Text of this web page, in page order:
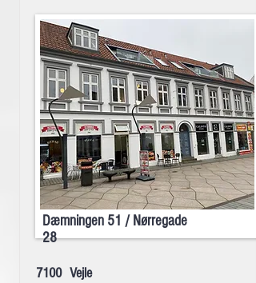
Dæmningen 51 / Nørregade
28
7100 Vejle